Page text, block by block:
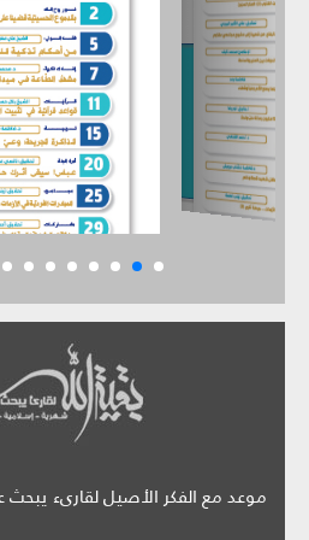
موعد مع الفكر الأصيل لقارىء يبحث